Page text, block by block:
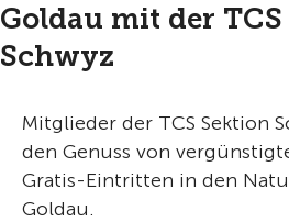
Goldau mit der
Schwyz
Mitglieder der TCS Sektion
den Genuss von
Gratis-Eintritten in den
Goldau.